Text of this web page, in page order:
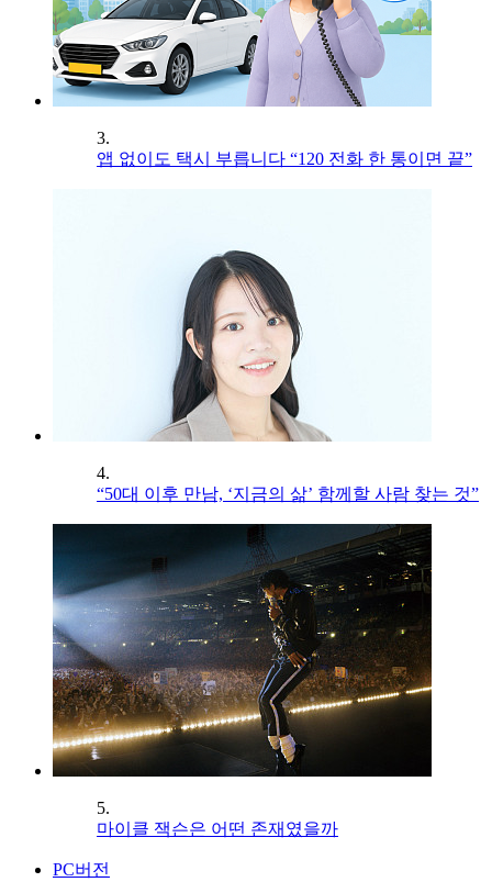
3.
앱 없이도 택시 부릅니다 “120 전화 한 통이면 끝”
4.
“50대 이후 만남, ‘지금의 삶’ 함께할 사람 찾는 것”
5.
마이클 잭슨은 어떤 존재였을까
PC버전